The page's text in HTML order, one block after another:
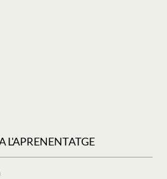
L'APRENENTATGE